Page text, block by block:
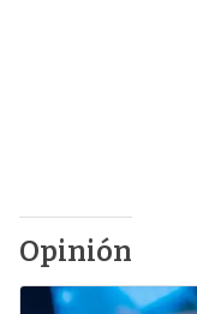
Opinión